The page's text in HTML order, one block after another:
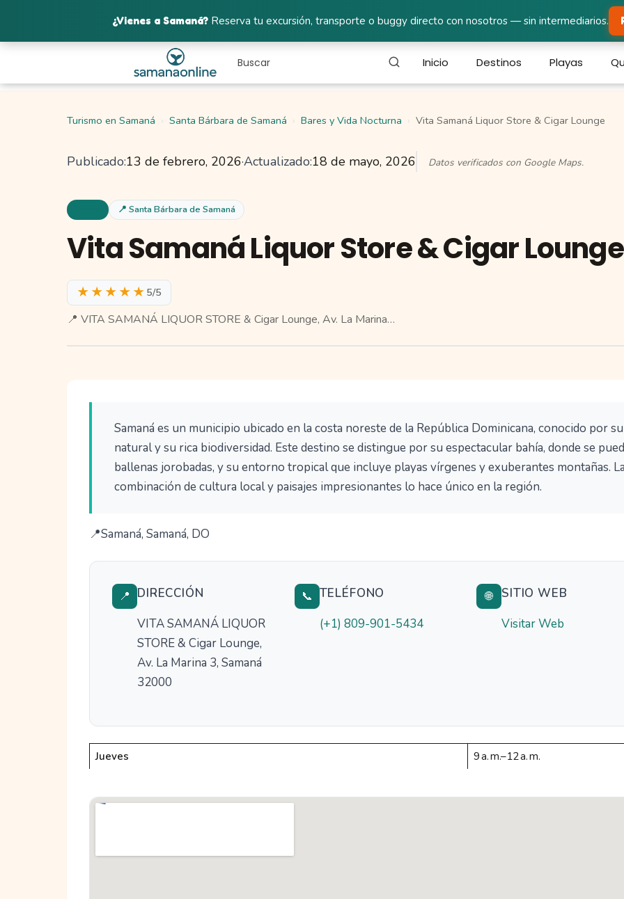
Inicio Destinos Playas
Turismo en Samaná Santa Bárbara de Samaná Bares y Vida Nocturna Vita Samaná Liquor Store & Cigar Lounge
Publicado:13 de febrero, 2026·Actualizado:18 de mayo, 2026 Datos verificados con Google Maps.
📍 Santa Bárbara de Samaná
Vita Samaná Liquor Store & Cigar Lounge
★★★★★ 5/5
📍 VITA SAMANÁ LIQUOR STORE & Cigar Lounge, Av. La Marina…
Samaná es un municipio ubicado en la costa noreste de la República Dominicana, conocido por
natural y su rica biodiversidad. Este destino se distingue por su espectacular bahía, donde se
ballenas jorobadas, y su entorno tropical que incluye playas vírgenes y exuberantes montañas. La
combinación de cultura local y paisajes impresionantes lo hace único en la región.
Samaná, Samaná, DO
📍 DIRECCIÓN
VITA SAMANÁ LIQUOR
STORE & Cigar Lounge,
Av. La Marina 3, Samaná
32000
📞 TELÉFONO
(+1) 809-901-5434
🌐
SITIO WEB
Visitar Web
Jueves 9 a. m.–12 a. m.
¿Vienes a Samaná?Reserva tu excursión, transporte o buggy directo con nosotros — sin intermediarios.